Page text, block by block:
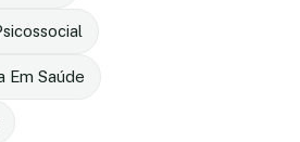
Em Saúde